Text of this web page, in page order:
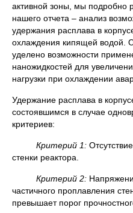
активной зоны, мы подробно
нашего отчета – анализ
удержания расплава в
охлаждения кипящей водой.
уделено возможности
наножидкостей для
нагрузки при охлаждении
Удержание расплава в
состоявшимся в случае
критериев:
Критерий 1:
стенки реактора.
Критерий 2:
частичного проплавления
превышает порог